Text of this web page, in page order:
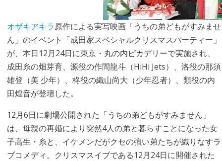
オザキアキラ原作による実写映画「うちの弟どもがすみませ
ん」のイベント「成田家スペシャルクリスマスパーティー」
が、本日12月24日に東京・丸の内ピカデリーで実施され、
成田糸の畑芽育、源役の作間龍斗（HiHi Jets）、洛役の那須
雄登（美 少年）、柊役の織山尚大（少年忍者）、類役の内
田煌音が登壇した。
12月6日に劇場公開された「うちの弟どもがすみません」
は、母親の再婚により突然4人の弟と暮らすことになった女
子高生・糸と、イケメンだがクセの強い弟たちが織りなすラ
ブコメディ。クリスマスイブである12月24日に開催された